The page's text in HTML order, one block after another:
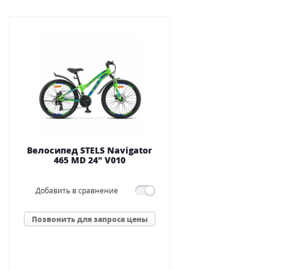
Велосипед STELS Navigator
465 MD 24" V010
Добавить в сравнение
Позвонить для запроса цены